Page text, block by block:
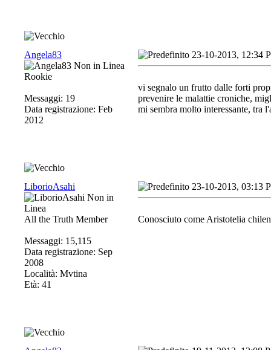
Angela83
Rookie
Messaggi: 19
Data registrazione: Feb
2012
23-10-2013, 12:34
vi segnalo un frutto dalle forti
prevenire le malattie croniche,
mi sembra molto interessante, tra
LiborioAsahi
All the Truth Member
Messaggi: 15,115
Data registrazione: Sep
2008
Località: Mvtina
Età: 41
23-10-2013, 03:13
Conosciuto come Aristotelia